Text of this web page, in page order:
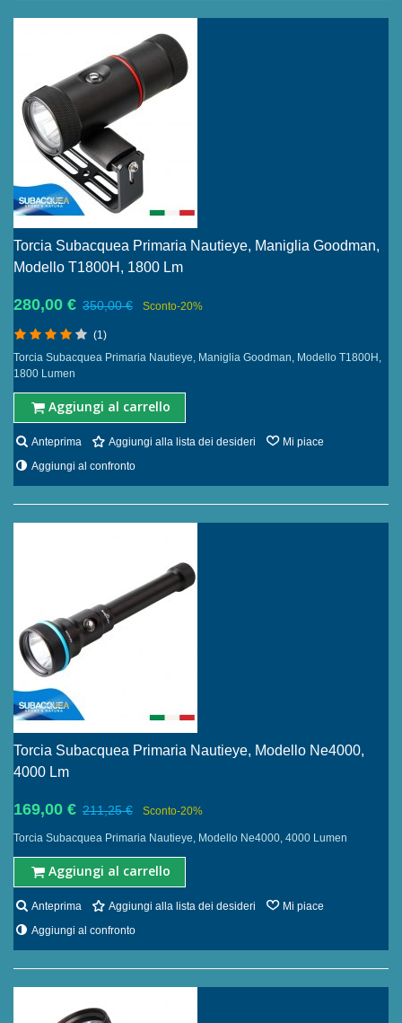
Torcia Subacquea Primaria Nautieye, Maniglia Goodman,
Modello T1800H, 1800 Lm
280,00 € 350,00 € Sconto-20%
(1)
Torcia Subacquea Primaria Nautieye, Maniglia Goodman, Modello T1800H,
1800 Lumen
Aggiungi al carrello
Anteprima Aggiungi alla lista dei desideri
Mi piace
Aggiungi al confronto
Torcia Subacquea Primaria Nautieye, Modello Ne4000,
4000 Lm
169,00 € 211,25 € Sconto-20%
Torcia Subacquea Primaria Nautieye, Modello Ne4000, 4000 Lumen
Aggiungi al carrello
Anteprima Aggiungi alla lista dei desideri
Mi piace
Aggiungi al confronto